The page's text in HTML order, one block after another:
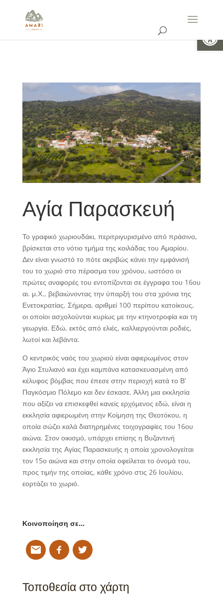
Αγία Παρασκευή
Το γραφικό χωριουδάκι, περιτριγυρισμένο από πράσινο,
βρίσκεται στο νότιο τμήμα της κοιλάδας του Αμαρίου.
Δεν είναι γνωστό το πότε ακριβώς κάνει την εμφάνισή
του το χωριό στο πέρασμα του χρόνου, ωστόσο οι
πρώτες αναφορές του εντοπίζονται σε έγγραφα του 16ου
αι. μ.Χ., βεβαιώνοντας την ύπαρξή του στα χρόνια της
Ενετοκρατίας. Σήμερα, αριθμεί 100 περίπου κατοίκους,
οι οποίοι ασχολούνται κυρίως με την κτηνοτροφία και τη
γεωργία. Εδώ, εκτός από ελιές, καλλιεργούνται ροδιές,
λωτοί και λεβάντα.
Ο κεντρικός ναός του χωριού είναι αφιερωμένος στον
Άγιο Στυλιανό και έχει καμπάνα κατασκευασμένη από
κέλυφος βόμβας που έπεσε στην περιοχή κατά το Β’
Παγκόσμιο Πόλεμο και δεν έσκασε. Άλλη μια εκκλησία
που αξίζει να επισκεφθεί κανείς ερχόμενος εδώ, είναι η
εκκλησία αφιερωμένη στην Κοίμηση της Θεοτόκου, η
οποία σώζει καλά διατηρημένες τοιχογραφίες του 16ου
αιώνα. Στον οικισμό, υπάρχει επίσης η Βυζαντινή
εκκλησία της Αγίας Παρασκευής η οποία χρονολογείται
τον 15ο αιώνα και στην οποία οφείλεται το όνομά του,
προς τιμήν της οποίας, κάθε χρόνο στις 26 Ιουλίου,
εορτάζει το χωριό.
Κοινοποίηση σε…
Τοποθεσία στο χάρτη